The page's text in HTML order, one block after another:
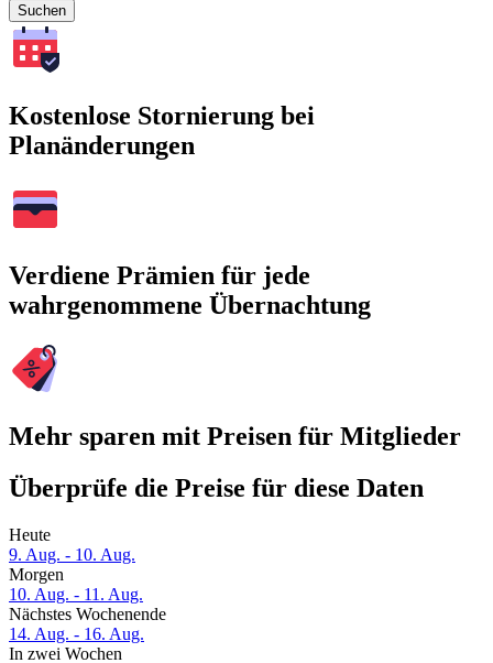
Suchen
Kostenlose Stornierung bei
Planänderungen
Verdiene Prämien für jede
wahrgenommene Übernachtung
Mehr sparen mit Preisen für Mitglieder
Überprüfe die Preise für diese Daten
Heute
9. Aug. - 10. Aug.
Morgen
10. Aug. - 11. Aug.
Nächstes Wochenende
14. Aug. - 16. Aug.
In zwei Wochen